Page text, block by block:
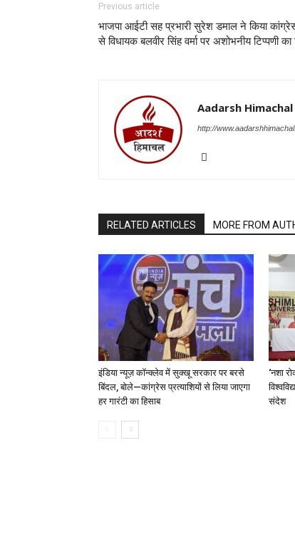
Previous article
भाजपा आईटी सह प्रभारी सुरेश डमाल ने किया
से विधायक बलवीर सिंह वर्मा पर अशोभनीय टिप्पणी का
Aadarsh Himachal
http://
RELATED ARTICLES MORE FROM
इंडिया न्यूज़ कॉन्क्लेव में सुक्खू सरकार पर बरसे
बिंदल, बोले—कांग्रेस प्रत्याशियों से लिया जाएगा
हर गारंटी का हिसाब
‘नशा
संदेश